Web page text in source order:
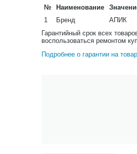
№
Наименование
1
Бренд
АПИК
Гарантийный срок всех
воспользоваться ремонтом
Подробнее о гарантии на